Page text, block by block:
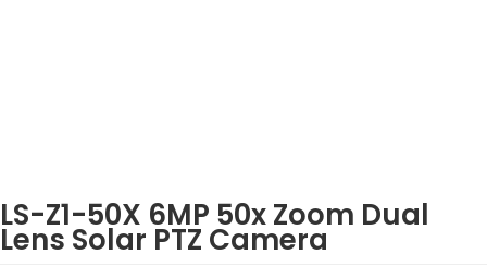
LS-Z1-50X 6MP 50x Zoom Dual
Lens Solar PTZ Camera